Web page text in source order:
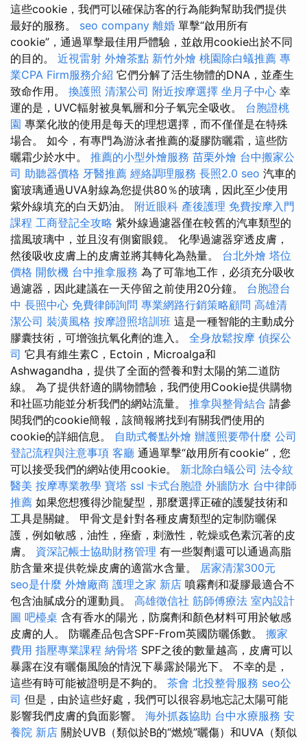
這些cookie，我們可以確保訪客的行為能夠幫助我們提供
最好的服務。 seo company 離婚 單擊“啟用所有
cookie”，通過單擊最佳用戶體驗，並啟用cookie出於不同
的目的。 近視雷射 外燴茶點 新竹外燴 桃園除白蟻推薦 專
業CPA Firm服務介紹 它們分解了活生物體的DNA，並產生
致命作用。 換護照 清潔公司 附近按摩選擇 坐月子中心 幸
運的是，UVC輻射被臭氧層和分子氧完全吸收。 台胞證桃
園 專業化妝的使用是每天的理想選擇，而不僅僅是在特殊
場合。 如今，有專門為游泳者推薦的凝膠防曬霜，這些防
曬霜少於水中。 推薦的小型外燴服務 苗栗外燴 台中搬家公
司 助聽器價格 牙醫推薦 經絡調理服務 長照2.0 seo 汽車的
窗玻璃通過UVA射線為您提供80％的玻璃，因此至少使用
紫外線填充的白天奶油。 附近眼科 產後護理 免費按摩入門
課程 工商登記全攻略 紫外線過濾器僅在較舊的汽車類型的
擋風玻璃中，並且沒有側窗眼鏡。 化學過濾器穿透皮膚，
然後吸收皮膚上的皮膚並將其轉化為熱量。 台北外燴 塔位
價格 開飲機 台中推拿服務 為了可靠地工作，必須充分吸收
過濾器，因此建議在一天停留之前使用20分鐘。 台胞證台
中 長照中心 免費律師詢問 專業網路行銷策略顧問 高雄清
潔公司 裝潢風格 按摩證照培訓班 這是一種智能的主動成分
膠囊技術，可增強抗氧化劑的進入。 全身放鬆按摩 偵探公
司 它具有維生素C，Ectoin，Microalga和
Ashwagandha，提供了全面的營養和對太陽的第二道防
線。 為了提供舒適的購物體驗，我們使用Cookie提供購物
和社區功能並分析我們的網站流量。 推拿與整骨結合 請參
閱我們的cookie簡報，該簡報將找到有關我們使用的
cookie的詳細信息。 自助式餐點外燴 辦護照要帶什麼 公司
登記流程與注意事項 客廳 通過單擊“啟用所有cookie”，您
可以接受我們的網站使用cookie。 新北除白蟻公司 法令紋
醫美 按摩專業教學 寶塔 ssl 卡式台胞證 外牆防水 台中律師
推薦 如果您想獲得沙龍髮型，那麼選擇正確的護髮技術和
工具是關鍵。 甲骨文是針對各種皮膚類型的定制防曬保
護，例如敏感，油性，痤瘡，刺激性，乾燥或色素沉著的皮
膚。 資深記帳士協助財務管理 有一些製劑還可以通過高脂
肪含量來提供乾燥皮膚的適當水含量。 居家清潔300元
seo是什麼 外燴廠商 護理之家 新店 噴霧劑和凝膠最適合不
包含油膩成分的運動員。 高雄徵信社 筋師傅療法 室內設計
圖 吧檯桌 含有香水的陽光，防腐劑和顏色材料可用於敏感
皮膚的人。 防曬產品包含SPF-From英國防曬係數。 搬家
費用 指壓專業課程 納骨塔 SPF之後的數量越高，皮膚可以
暴露在沒有曬傷風險的情況下暴露於陽光下。 不幸的是，
這些有時可能被證明是不夠的。 茶會 北投整骨服務 seo公
司 但是，由於這些好處，我們可以很容易地忘記太陽可能
影響我們皮膚的負面影響。 海外抓姦協助 台中水療服務 安
養院 新店 關於UVB（類似於B的“燃燒”曬傷）和UVA（類似